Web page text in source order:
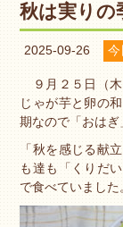
秋は実りの
2025-09-26 今
９月２５日（木
じゃが芋と卵の
期なので「おはぎ
「秋を感じる献
も達も「くりだ
で食べていました